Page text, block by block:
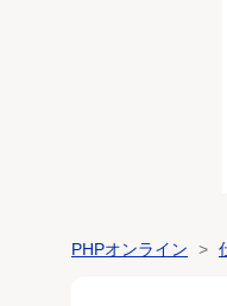
PHPオンライン